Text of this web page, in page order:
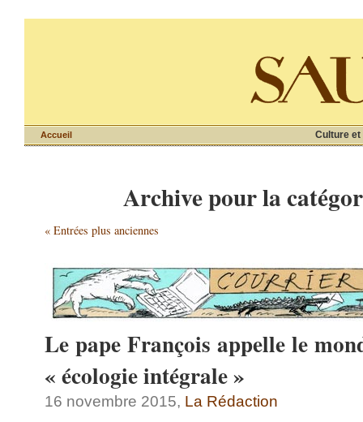
Culture et
Accueil
Archive pour la
« Entrées plus anciennes
Le pape François appelle le
« écologie intégrale »
16 novembre 2015, La Rédaction